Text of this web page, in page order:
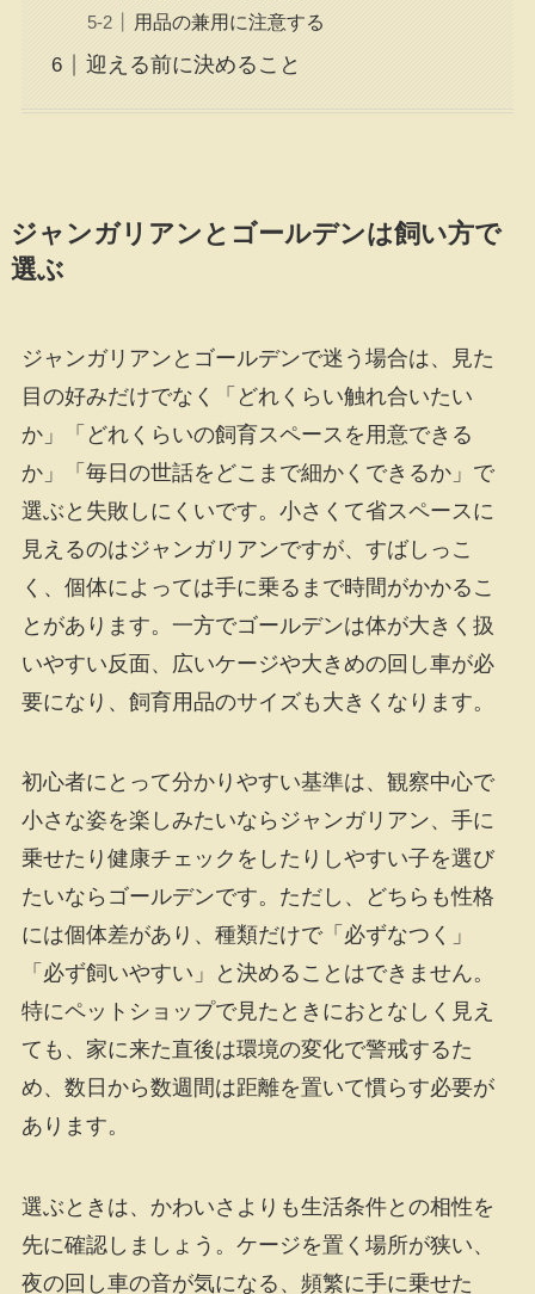
用品の兼用に注意する
迎える前に決めること
ジャンガリアンとゴールデンは飼い方で
選ぶ
ジャンガリアンとゴールデンで迷う場合は、見た
目の好みだけでなく「どれくらい触れ合いたい
か」「どれくらいの飼育スペースを用意できる
か」「毎日の世話をどこまで細かくできるか」で
選ぶと失敗しにくいです。小さくて省スペースに
見えるのはジャンガリアンですが、すばしっこ
く、個体によっては手に乗るまで時間がかかるこ
とがあります。一方でゴールデンは体が大きく扱
いやすい反面、広いケージや大きめの回し車が必
要になり、飼育用品のサイズも大きくなります。
初心者にとって分かりやすい基準は、観察中心で
小さな姿を楽しみたいならジャンガリアン、手に
乗せたり健康チェックをしたりしやすい子を選び
たいならゴールデンです。ただし、どちらも性格
には個体差があり、種類だけで「必ずなつく」
「必ず飼いやすい」と決めることはできません。
特にペットショップで見たときにおとなしく見え
ても、家に来た直後は環境の変化で警戒するた
め、数日から数週間は距離を置いて慣らす必要が
あります。
選ぶときは、かわいさよりも生活条件との相性を
先に確認しましょう。ケージを置く場所が狭い、
夜の回し車の音が気になる、頻繁に手に乗せた